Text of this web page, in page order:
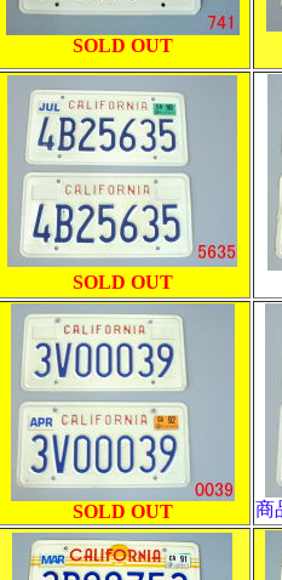
SOLD OUT
SOLD OUT
SOLD OUT 商